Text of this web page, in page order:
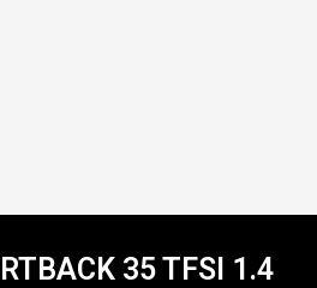
35 TFSI 1.4